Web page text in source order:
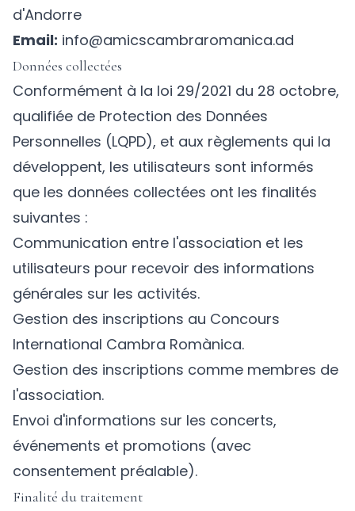
d'Andorre
Email: info@amicscambraromanica.ad
Données collectées
Conformément à la loi 29/2021 du 28 octobre,
qualifiée de Protection des Données
Personnelles (LQPD), et aux règlements qui la
développent, les utilisateurs sont informés
que les données collectées ont les finalités
suivantes :
Communication entre l'association et les
utilisateurs pour recevoir des informations
générales sur les activités.
Gestion des inscriptions au Concours
International Cambra Romànica.
Gestion des inscriptions comme membres de
l'association.
Envoi d'informations sur les concerts,
événements et promotions (avec
consentement préalable).
Finalité du traitement